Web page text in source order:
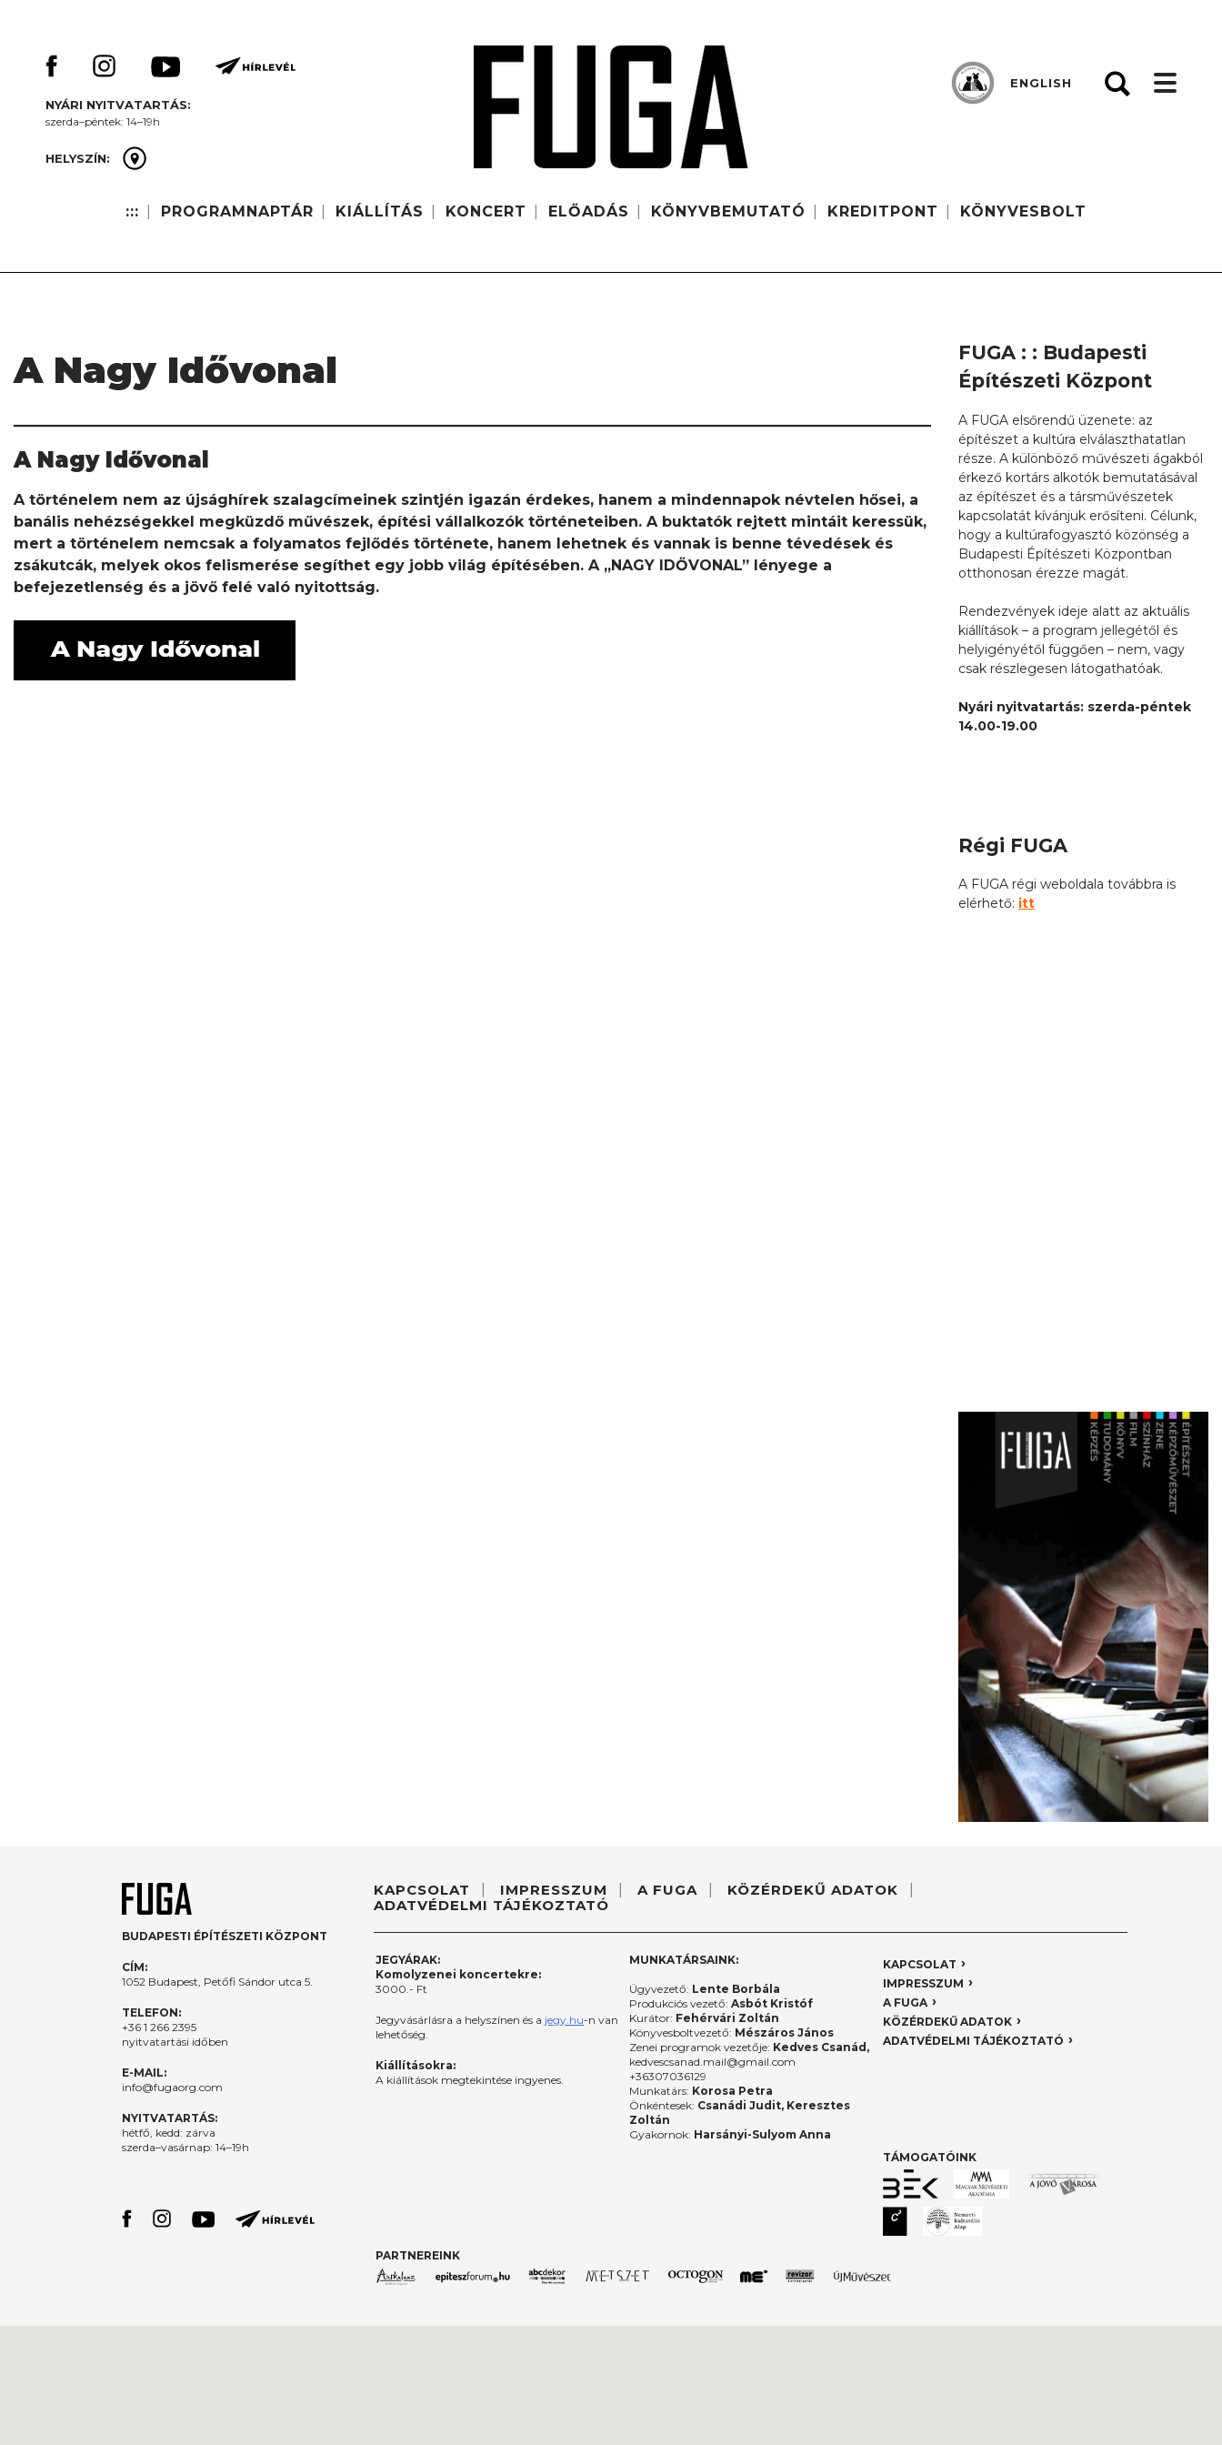
NYÁRI NYITVATARTÁS:
szerda–péntek: 14–19h
HELYSZÍN:
::: PROGRAMNAPTÁR KIÁLLÍTÁS KONCERT ELŐADÁS KÖNYVBEMUTATÓ KREDITPONT KÖNYVESBOLT
ENGLISH
A Nagy Idővonal
A Nagy Idővonal
A történelem nem az újsághírek szalagcímeinek szintjén igazán érdekes, hanem a mindennapok névtelen hősei, a
banális nehézségekkel megküzdő művészek, építési vállalkozók történeteiben. A buktatók rejtett mintáit keressük,
mert a történelem nemcsak a folyamatos fejlődés története, hanem lehetnek és vannak is benne tévedések és
zsákutcák, melyek okos felismerése segíthet egy jobb világ építésében. A „NAGY IDŐVONAL” lényege a
befejezetlenség és a jövő felé való nyitottság.
FUGA : : Budapesti
Építészeti Központ
A FUGA elsőrendű üzenete: az
építészet a kultúra elválaszthatatlan
része. A különböző művészeti ágakból
érkező kortárs alkotók bemutatásával
az építészet és a társművészetek
kapcsolatát kívánjuk erősíteni. Célunk,
hogy a kultúrafogyasztó közönség a
Budapesti Építészeti Központban
otthonosan érezze magát.
Rendezvények ideje alatt az aktuális
kiállítások – a program jellegétől és
helyigényétől függően – nem, vagy
csak részlegesen látogathatóak.
Nyári nyitvatartás: szerda-péntek
14.00-19.00
Régi FUGA
A FUGA régi weboldala továbbra is
elérhető: itt
BUDAPESTI ÉPÍTÉSZETI KÖZPONT
CÍM:
1052 Budapest, Petőfi Sándor utca 5.
TELEFON:
+36 1 266 2395
nyitvatartási időben
E-MAIL:
info@fugaorg.com
NYITVATARTÁS:
hétfő, kedd: zárva
szerda–vasárnap: 14–19h
KAPCSOLAT IMPRESSZUM A FUGA
KÖZÉRDEKŰ ADATOK
ADATVÉDELMI TÁJÉKOZTATÓ
JEGYÁRAK:
Komolyzenei koncertekre:
3000.- Ft
Jegyvásárlásra a helyszínen és a jegy.hu-n van
lehetőség.
Kiállításokra:
A kiállítások megtekintése ingyenes.
MUNKATÁRSAINK:
Ügyvezető: Lente Borbála
Produkciós vezető: Asbót Kristóf
Kurátor: Fehérvári Zoltán
Könyvesboltvezető: Mészáros János
Zenei programok vezetője: Kedves Csanád,
kedvescsanad.mail@gmail.com
+36307036129
Munkatárs: Korosa Petra
Önkéntesek: Csanádi Judit, Keresztes
Zoltán
Gyakornok: Harsányi-Sulyom Anna
KAPCSOLAT
IMPRESSZUM
A FUGA
KÖZÉRDEKŰ ADATOK
ADATVÉDELMI TÁJÉKOZTATÓ
TÁMOGATÓINK
PARTNEREINK